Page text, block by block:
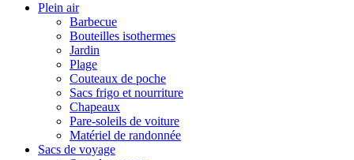
Plein air
Barbecue
Bouteilles isothermes
Jardin
Plage
Couteaux de poche
Sacs frigo et nourriture
Chapeaux
Pare-soleils de voiture
Matériel de randonnée
Sacs de voyage